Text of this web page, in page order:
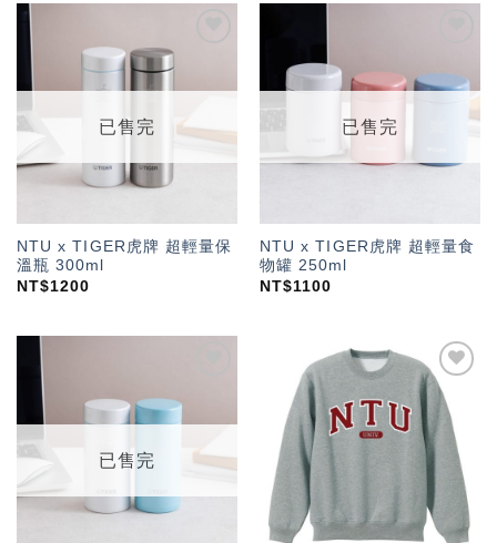
望輕
已售完
NTU x TIGER虎牌 超輕量保
溫瓶 300ml
NT$1200
「願
望輕
已售完
NTU x TIGER虎牌 超輕量食
物罐 250ml
NT$1100
望輕
已售完
加入
「願
望輕
單」